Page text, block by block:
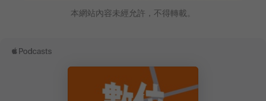
本網站內容未經允許，不得轉載。